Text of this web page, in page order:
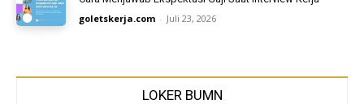
goletskerja.com - Juli 23, 2026
LOKER BUMN